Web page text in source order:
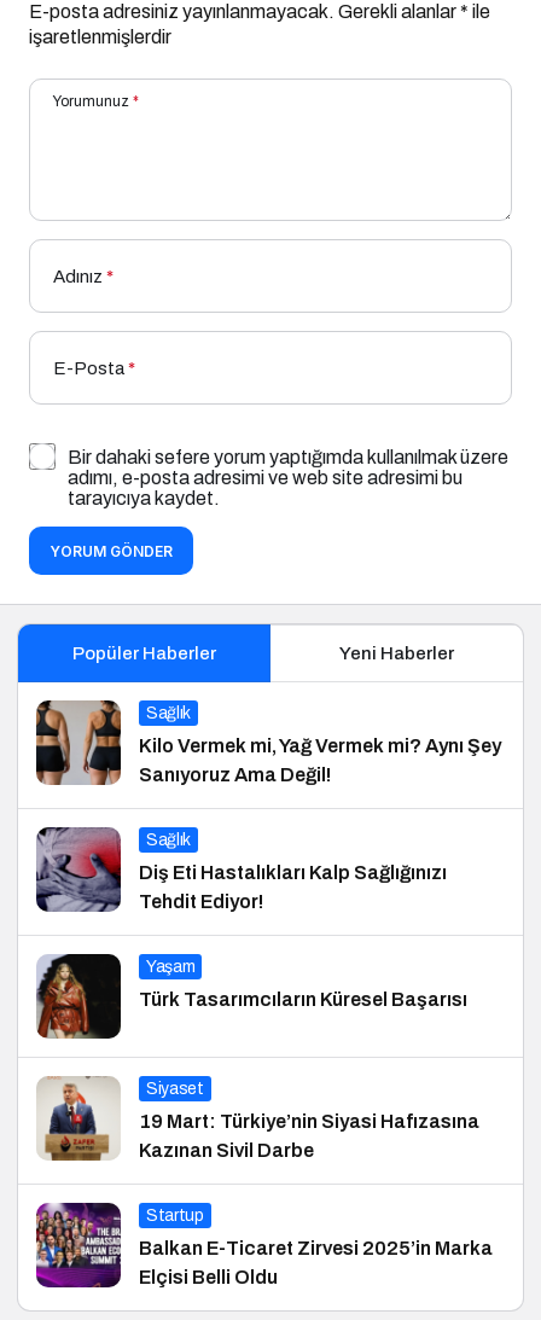
E-posta adresiniz yayınlanmayacak. Gerekli alanlar* ile
işaretlenmişlerdir
Yorumunuz *
Adınız *
E-Posta*
Bir dahaki sefere yorum yaptığımda kullanılmak üzere
adımı, e-posta adresimi ve web site adresimi bu
tarayıcıya kaydet.
YORUM GÖNDER
Popüler Haberler Yeni Haberler
Sağlık
Kilo Vermek mi, Yağ Vermek mi? Aynı Şey
Sanıyoruz Ama Değil!
Sağlık
Diş Eti Hastalıkları Kalp Sağlığınızı
Tehdit Ediyor!
Yaşam
Türk Tasarımcıların Küresel Başarısı
Siyaset
19 Mart: Türkiye’nin Siyasi Hafızasına
Kazınan Sivil Darbe
Startup
Balkan E-Ticaret Zirvesi 2025’in Marka
Elçisi Belli Oldu